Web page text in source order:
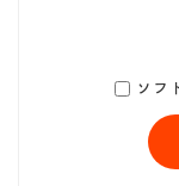
ソフ